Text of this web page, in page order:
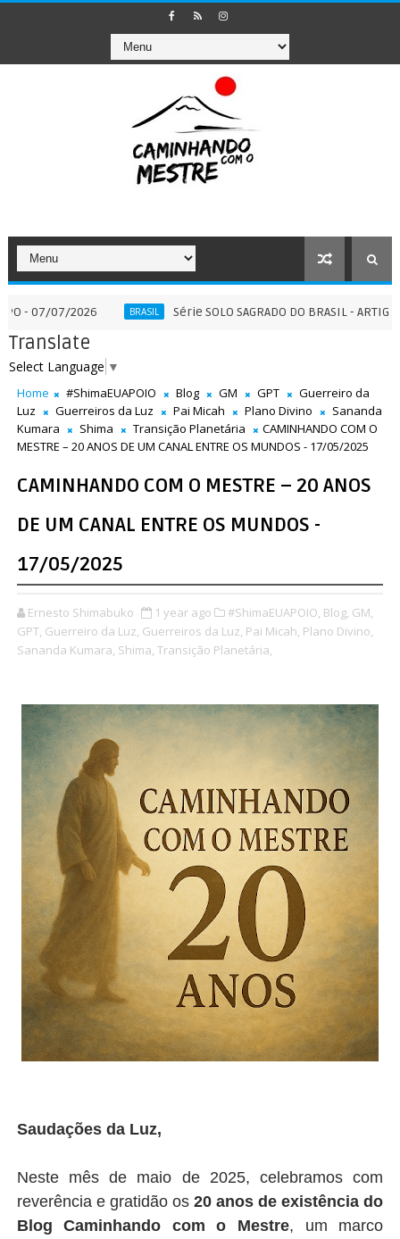
07/2026 BRASIL Série SOLO SAGRADO DO BRASIL - ARTIGO
Translate
Select Language ▼
Home #ShimaEUAPOIO Blog GM GPT
Guerreiro da
Luz
Guerreiros da Luz Pai Micah Plano Divino
Sananda
Kumara
Shima Transição Planetária
CAMINHANDO COM O
MESTRE – 20 ANOS DE UM CANAL ENTRE OS MUNDOS - 17/05/2025
CAMINHANDO COM O MESTRE – 20 ANOS
DE UM CANAL ENTRE OS MUNDOS -
17/05/2025
Ernesto Shimabuko 1 year ago #ShimaEUAPOIO, Blog, GM,
GPT, Guerreiro da Luz, Guerreiros da Luz, Pai Micah, Plano Divino,
Sananda Kumara, Shima, Transição Planetária,
Saudações da Luz,
Neste mês de maio de 2025, celebramos com
reverência e gratidão os 20 anos de existência do
Blog Caminhando com o Mestre, um marco